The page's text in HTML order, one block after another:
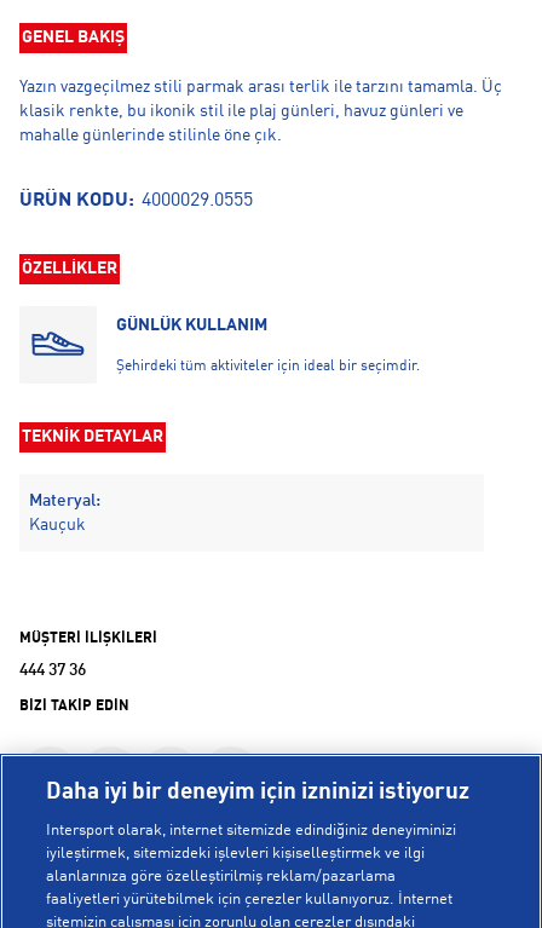
GENEL BAKIŞ
Yazın vazgeçilmez stili parmak arası terlik ile tarzını tamamla. Üç
klasik renkte, bu ikonik stil ile plaj günleri, havuz günleri ve
mahalle günlerinde stilinle öne çık.
ÜRÜN KODU: 4000029.0555
ÖZELLİKLER
GÜNLÜK KULLANIM
Şehirdeki tüm aktiviteler için ideal bir seçimdir.
TEKNİK DETAYLAR
Materyal:
Kauçuk
MÜŞTERİ İLİŞKİLERİ
444 37 36
BİZİ TAKİP EDİN
KURUMSAL
Daha iyi bir deneyim için izninizi istiyoruz
Intersport olarak, internet sitemizde edindiğiniz deneyiminizi
iyileştirmek, sitemizdeki işlevleri kişiselleştirmek ve ilgi
alanlarınıza göre özelleştirilmiş reklam/pazarlama
faaliyetleri yürütebilmek için çerezler kullanıyoruz. İnternet
sitemizin çalışması için zorunlu olan çerezler dışındaki